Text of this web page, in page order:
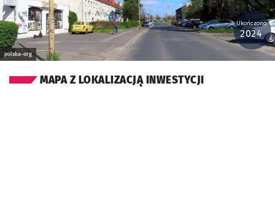
polska-org
Ukończono:
2024
MAPA Z LOKALIZACJĄ INWESTYCJI